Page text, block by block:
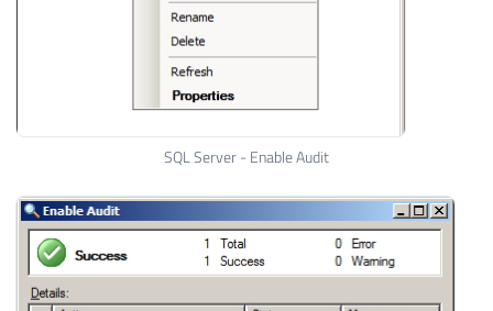
SQL Server - Enable Audit